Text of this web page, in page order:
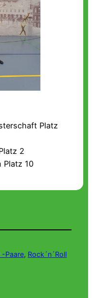
Platz
2
Platz 10
-Paare, Rock´n´Roll